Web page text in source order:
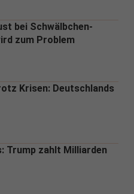
bei Schwälbchen-
zum Problem
Krisen: Deutschlands
Trump zahlt Milliarden